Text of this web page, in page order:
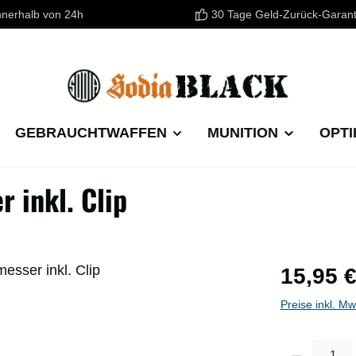
von 24h 30 Tage Geld-Zurück-
GEBRAUCHTWAFFEN MUNITION
inkl. Clip
Regulärer
15,95 €
Preise inkl.